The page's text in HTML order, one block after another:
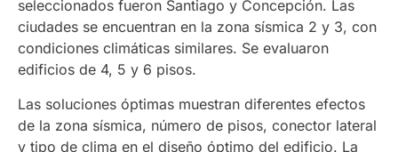
seleccionados fueron Santiago y Concepción. Las
ciudades se encuentran en la zona sísmica 2 y 3, con
condiciones climáticas similares. Se evaluaron
edificios de 4, 5 y 6 pisos.
Las soluciones óptimas muestran diferentes efectos
de la zona sísmica, número de pisos, conector lateral
y tipo de clima en el diseño óptimo del edificio. La